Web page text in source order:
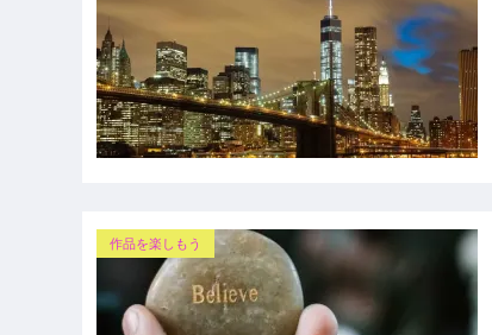
作品を楽しもう